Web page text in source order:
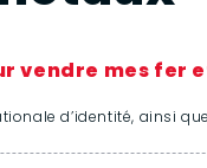
vendre mes fer
d’identité, ainsi